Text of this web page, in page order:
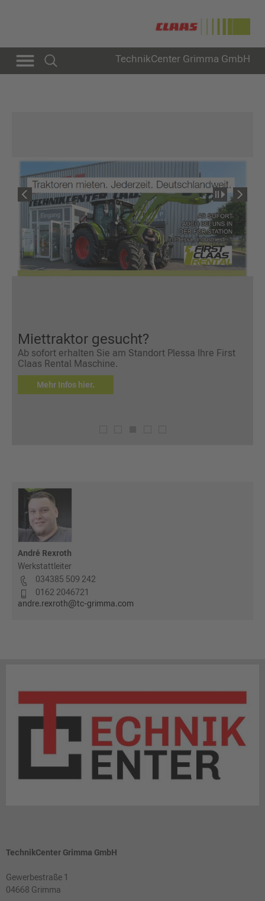
TechnikCenter Grimma GmbH
Miettraktor gesucht?
Ab sofort erhalten Sie am Standort Plessa Ihre First
Claas Rental Maschine.
Mehr Infos hier.
André Rexroth
Werkstattleiter
034385 509 242
0162 2046721
andre.rexroth@tc-grimma.com
TechnikCenter Grimma GmbH
Gewerbestraße 1
04668 Grimma